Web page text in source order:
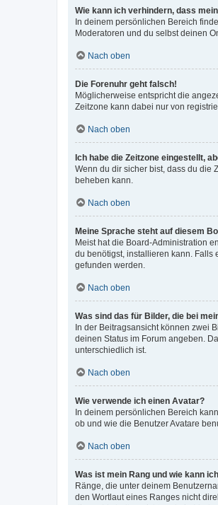
Wie kann ich verhindern, dass
In deinem persönlichen Bereich
Moderatoren und du selbst deinen
Nach oben
Die Forenuhr geht falsch!
Möglicherweise entspricht die
Zeitzone kann dabei nur von
Nach oben
Ich habe die Zeitzone eingestellt,
Wenn du dir sicher bist, dass du die
beheben kann.
Nach oben
Meine Sprache steht auf diesem
Meist hat die Board-Administration
du benötigst, installieren kann. Falls
gefunden werden.
Nach oben
Was sind das für Bilder, die bei
In der Beitragsansicht können zwei
deinen Status im Forum angeben.
unterschiedlich ist.
Nach oben
Wie verwende ich einen Avatar?
In deinem persönlichen Bereich
ob und wie die Benutzer Avatare
Nach oben
Was ist mein Rang und wie kann
Ränge, die unter deinem
den Wortlaut eines Ranges nicht